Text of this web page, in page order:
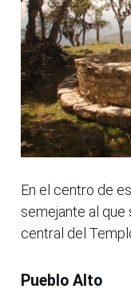
En el centro de
semejante al
central del
Pueblo Alto